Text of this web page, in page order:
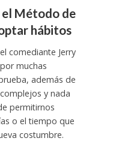
el Método de
hábitos
comediante Jerry
muchas
además de
y nada
permitirnos
o el tiempo que
costumbre.